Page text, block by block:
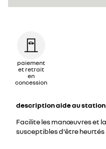
paiement
et retrait
en
concession
descriptionaide au
Facilite les manœuvres et
susceptibles d'être heurtés